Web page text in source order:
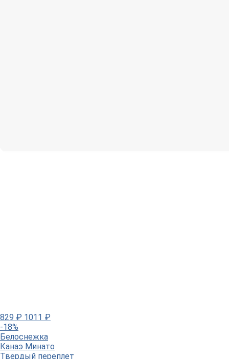
829 ₽ 1011 ₽
-18%
Белоснежка
Канаэ Минато
Твердый переплет